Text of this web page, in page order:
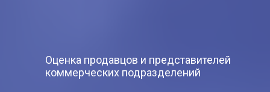
Оценка продавцов и представителей
коммерческих подразделений